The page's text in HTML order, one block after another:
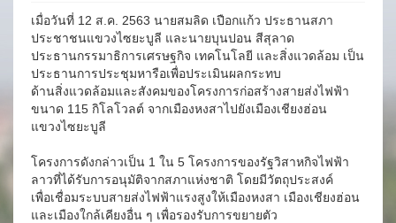
เมื่อวันที่ 12 ส.ค. 2563 นายสมลิด เปือกแก้ว ประธานสภา
ประชาชนแขวงไซยะบูลี และนายบุนปอน สีสุลาด
ประธานกรรมาธิการเศรษฐกิจ เทคโนโลยี และสิ่งแวดล้อม เป็น
ประธานการประชุมหารือเพื่อประเมินผลกระทบ
ด้านสิ่งแวดล้อมและสังคมของโครงการก่อสร้างสายส่งไฟฟ้า
ขนาด 115 กิโลโวลต์ จากเมืองหงสาไปยังเมืองเชียงฮ่อน
แขวงไซยะบูลี
โครงการดังกล่าวเป็น 1 ใน 5 โครงการของรัฐวิสาหกิจไฟฟ้า
ลาวที่ได้รับการอนุมัติจากสภาแห่งชาติ โดยมีวัตถุประสงค์
เพื่อเชื่อมระบบสายส่งไฟฟ้าแรงสูงให้เมืองหงสา เมืองเชียงฮ่อน
และเมืองใกล้เคียงอื่น ๆ เพื่อรองรับการขยายตัว